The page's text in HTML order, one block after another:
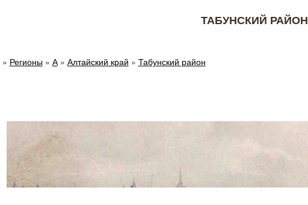
ТАБУНСКИЙ РАЙОН
» Регионы» А» Алтайский край » Табунский район